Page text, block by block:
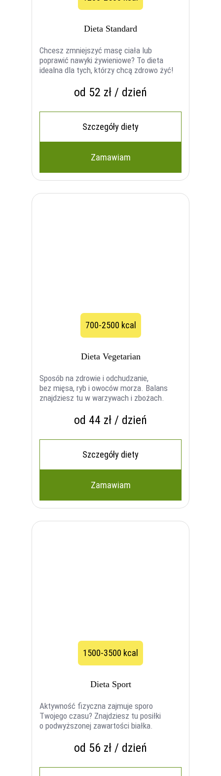
Dieta Standard
Chcesz zmniejszyć masę ciała lub
poprawić nawyki żywieniowe? To dieta
idealna dla tych, którzy chcą zdrowo żyć!
od 52 zł / dzień
Szczegóły diety
Zamawiam
700-2500 kcal
Dieta Vegetarian
Sposób na zdrowie i odchudzanie,
bez mięsa, ryb i owoców morza. Balans
znajdziesz tu w warzywach i zbożach.
od 44 zł / dzień
Szczegóły diety
Zamawiam
1500-3500 kcal
Dieta Sport
Aktywność fizyczna zajmuje sporo
Twojego czasu? Znajdziesz tu posiłki
o podwyższonej zawartości białka.
od 56 zł / dzień